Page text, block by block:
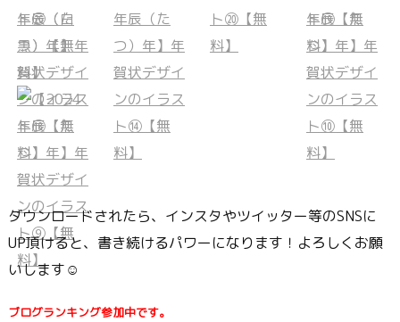
ダウンロードされたら、インスタやツイッター等のSNSに
UP頂けると、書き続けるパワーになります！よろしくお願
いします☺
ブログランキング参加中です。